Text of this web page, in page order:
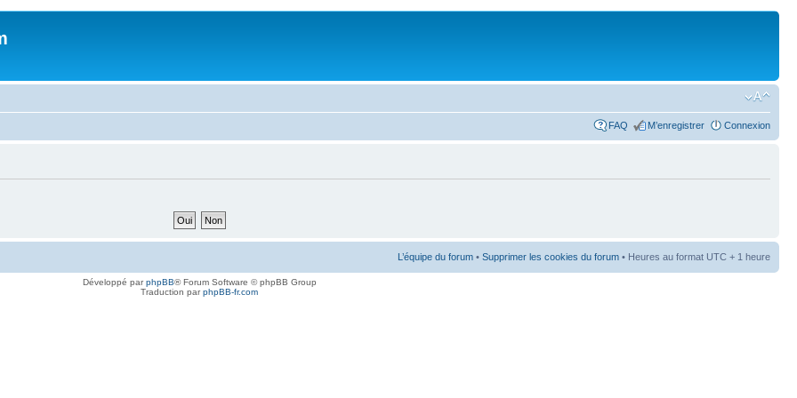
FAQ M’enregistrer Connexion
L’équipe du forum • Supprimer les cookies du forum • Heures au format UTC + 1 heure
Développé parphpBB® Forum Software © phpBB Group
Traduction parphpBB-fr.com